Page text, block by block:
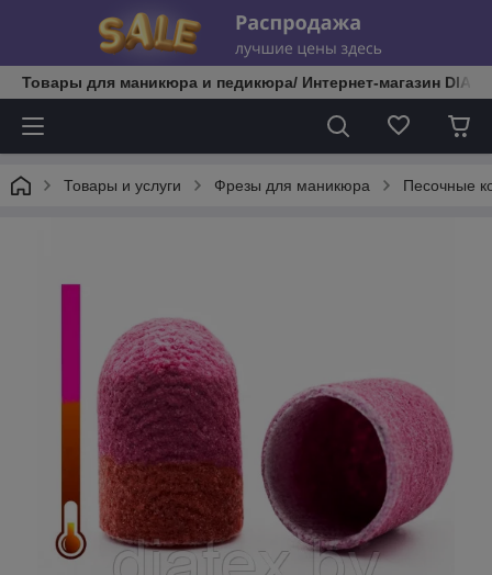
Товары для маникюра и педикюра/ Интернет-магазин
Товары и услуги Фрезы для маникюра Песочные